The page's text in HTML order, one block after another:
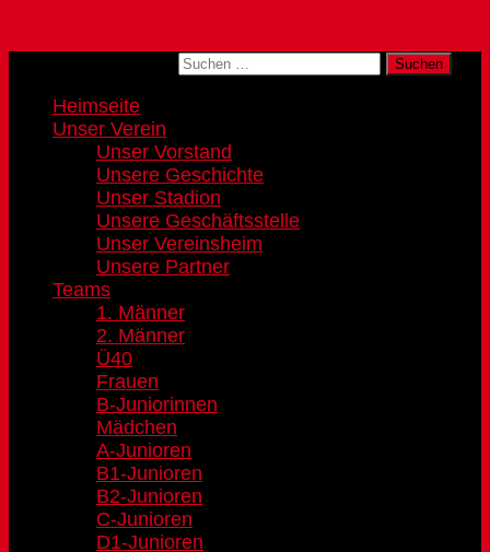
Heimseite
Unser Verein
Unser Vorstand
Unsere Geschichte
Unser Stadion
Unsere Geschäftsstelle
Unser Vereinsheim
Unsere Partner
Teams
1. Männer
2. Männer
Ü40
Frauen
B-Juniorinnen
Mädchen
A-Junioren
B1-Junioren
B2-Junioren
C-Junioren
D1-Junioren